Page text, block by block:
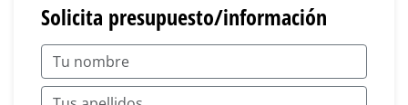
Solicita presupuesto/información